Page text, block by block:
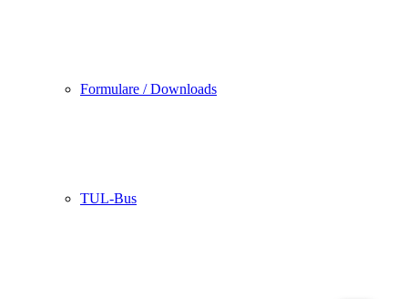
Formulare / Downloads
TUL-Bus